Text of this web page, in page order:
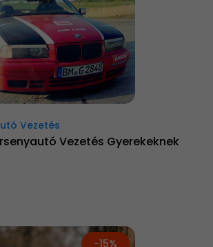
Vezetés
Vezetés Gyerekeknek
-15%